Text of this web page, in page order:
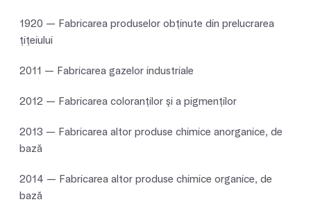
1920 — Fabricarea produselor obţinute din prelucrarea
ţiţeiului
2011 — Fabricarea gazelor industriale
2012 — Fabricarea coloranţilor şi a pigmenţilor
2013 — Fabricarea altor produse chimice anorganice, de
bază
2014 — Fabricarea altor produse chimice organice, de
bază